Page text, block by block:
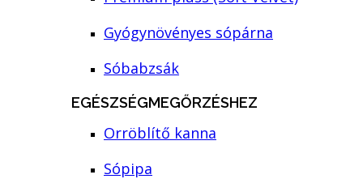
Gyógynövényes sópárna
Sóbabzsák
EGÉSZSÉGMEGŐRZÉSHEZ
Orröblítő kanna
Sópipa